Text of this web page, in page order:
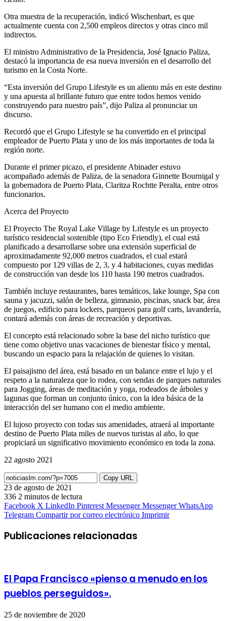
Otra muestra de la recuperación, indicó Wischenbart, es que
actualmente cuenta con 2,500 empleos directos y otras cinco mil
indirectos.
El ministro Administrativo de la Presidencia, José Ignacio Paliza,
destacó la importancia de esa nueva inversión en el desarrollo del
turismo en la Costa Norte.
“Esta inversión del Grupo Lifestyle es un aliento más en este destino
y una apuesta al brillante futuro que entre todos hemos venido
construyendo para nuestro país”, dijo Paliza al pronunciar un
discurso.
Recordó que el Grupo Lifestyle se ha convertido en el principal
empleador de Puerto Plata y uno de los más importantes de toda la
región norte.
Durante el primer picazo, el presidente Abinader estuvo
acompañado además de Paliza, de la senadora Ginnette Bournigal y
la gobernadora de Puerto Plata, Claritza Rochtte Peralta, entre otros
funcionarios.
Acerca del Proyecto
El Proyecto The Royal Lake Village by Lifestyle es un proyecto
turístico residencial sostenible (tipo Eco Friendly), el cual está
planificado a desarrollarse sobre una extensión superficial de
aproximadamente 92,000 metros cuadrados, el cual estará
compuesto por 129 villas de 2, 3, y 4 habitaciones, cuyas medidas
de construcción van desde los 110 hasta 190 metros cuadrados.
También incluye restaurantes, bares temáticos, lake lounge, Spa con
sauna y jacuzzi, salón de belleza, gimnasio, piscinas, snack bar, área
de juegos, edificio para lockers, parqueos para golf carts, lavandería,
contará además con áreas de recreación y deportivas.
El concepto está relacionado sobre la base del nicho turístico que
tiene como objetivo unas vacaciones de bienestar físico y mental,
buscando un espacio para la relajación de quienes lo visitan.
El paisajismo del área, está basado en un balance entre el lujo y el
respeto a la naturaleza que lo rodea, con sendas de parques naturales
para Jogging, áreas de meditación y yoga, rodeados de árboles y
lagunas que forman un conjunto único, con la idea básica de la
interacción del ser humano con el medio ambiente.
El lujoso proyecto con todas sus amenidades, atraerá al importante
destino de Puerto Plata miles de nuevos turistas al año, lo que
propiciará un significativo movimiento económico en toda la zona.
22 agosto 2021
Copy URL
23 de agosto de 2021
336 2 minutos de lectura
Facebook X LinkedIn Pinterest Messenger Messenger WhatsApp
Telegram Compartir por correo electrónico Imprimir
Publicaciones relacionadas
El Papa Francisco «pienso a menudo en los
pueblos perseguidos».
25 de noviembre de 2020